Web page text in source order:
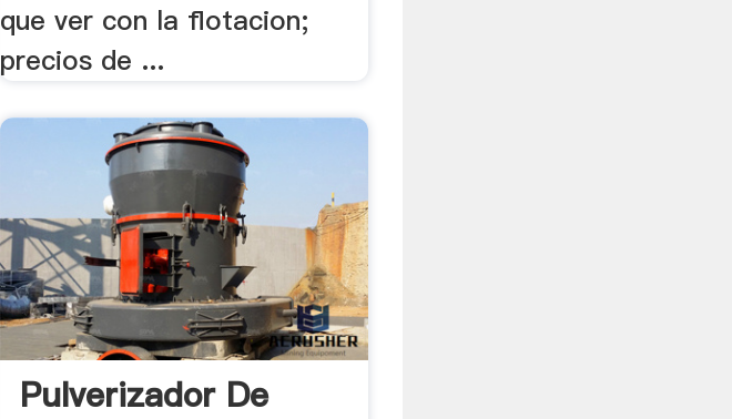
que ver con la flotacion;
precios de ...
Pulverizador De